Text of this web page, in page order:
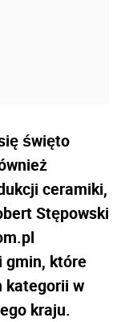
święto
ceramiki,
Stępowski
gmin, które
kategorii w
kraju.